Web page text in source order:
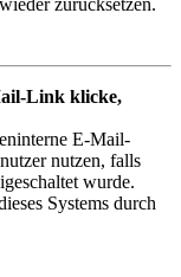
zurücksetzen.
Link klicke,
E-Mail-
nutzen, falls
wurde.
Systems durch